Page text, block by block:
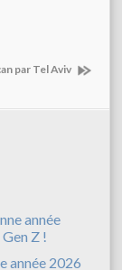
par Tel Aviv
année 2026